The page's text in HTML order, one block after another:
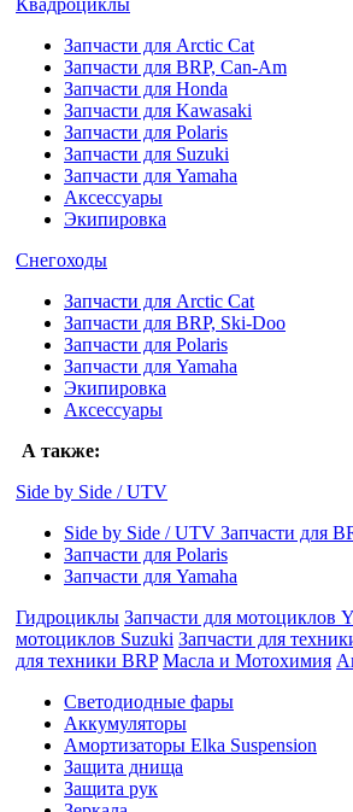
Квадроциклы
Запчасти для Arctic Cat
Запчасти для BRP, Can-Am
Запчасти для Honda
Запчасти для Kawasaki
Запчасти для Polaris
Запчасти для Suzuki
Запчасти для Yamaha
Аксессуары
Экипировка
Снегоходы
Запчасти для Arctic Cat
Запчасти для BRP, Ski-Doo
Запчасти для Polaris
Запчасти для Yamaha
Экипировка
Аксессуары
А также:
Side by Side / UTV
Side by Side / UTV Запчасти для
Запчасти для Polaris
Запчасти для Yamaha
Гидроциклы Запчасти для мотоциклов
мотоциклов Suzuki Запчасти для
для техники BRP Масла и Мотохимия
Cветодиодные фары
Аккумуляторы
Амортизаторы Elka Suspension
Защита днища
Защита рук